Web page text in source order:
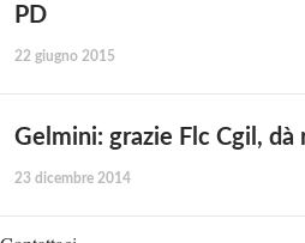
PD
22 giugno 2015
Gelmini: grazie Flc Cgil, dà
23 dicembre 2014